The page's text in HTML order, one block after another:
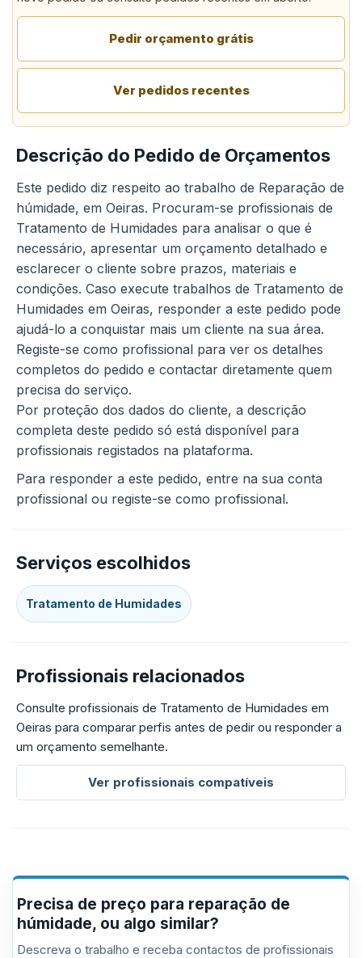
Pedir orçamento grátis
Ver pedidos recentes
Descrição do Pedido de Orçamentos
Este pedido diz respeito ao trabalho de Reparação de
húmidade, em Oeiras. Procuram-se profissionais de
Tratamento de Humidades para analisar o que é
necessário, apresentar um orçamento detalhado e
esclarecer o cliente sobre prazos, materiais e
condições. Caso execute trabalhos de Tratamento de
Humidades em Oeiras, responder a este pedido pode
ajudá-lo a conquistar mais um cliente na sua área.
Registe-se como profissional para ver os detalhes
completos do pedido e contactar diretamente quem
precisa do serviço.
Por proteção dos dados do cliente, a descrição
completa deste pedido só está disponível para
profissionais registados na plataforma.
Para responder a este pedido, entre na sua conta
profissional ou registe-se como profissional.
Serviços escolhidos
Tratamento de Humidades
Profissionais relacionados
Consulte profissionais de Tratamento de Humidades em
Oeiras para comparar perfis antes de pedir ou responder a
um orçamento semelhante.
Ver profissionais compatíveis
Precisa de preço para reparação de
húmidade, ou algo similar?
Descreva o trabalho e receba contactos de profissionais